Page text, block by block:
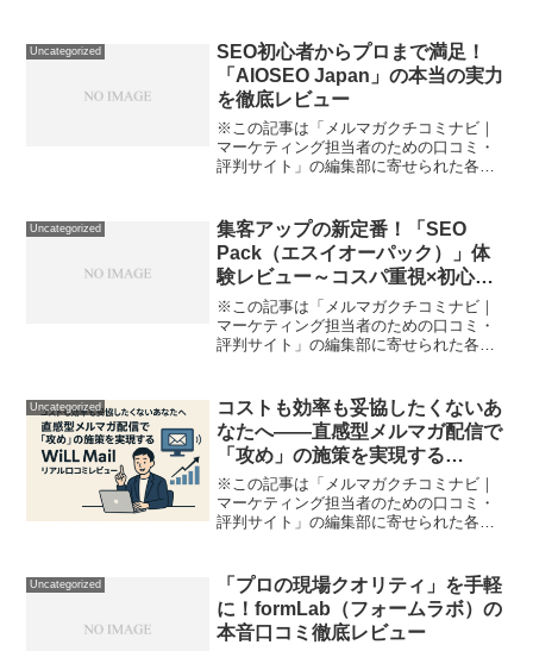
に一気に宣伝したい」「広告の成果が見
えず、やみくもに出稿しが...
Uncategorized
SEO初心者からプロまで満足！
「AIOSEO Japan」の本当の実力
を徹底レビュー
※この記事は「メルマガクチコミナビ｜
マーケティング担当者のための口コミ・
評判サイト」の編集部に寄せられた各商
るでお手上げ」「プラグインは色々ある
けど、結局どれ...
Uncategorized
集客アップの新定番！「SEO
Pack（エスイオーパック）」体
験レビュー～コスパ重視×初心者
OKのSEOサービスのリアルを語
る～
※この記事は「メルマガクチコミナビ｜
マーケティング担当者のための口コミ・
評判サイト」の編集部に寄せられた各商
「SEO専門知識がなくて対策の優先順位
に迷う」「SEO業者は高...
Uncategorized
コストも効率も妥協したくないあ
なたへ——直感型メルマガ配信で
「攻め」の施策を実現する
『WiLL Mail』リアル口コミレビ
ュー
※この記事は「メルマガクチコミナビ｜
マーケティング担当者のための口コミ・
評判サイト」の編集部に寄せられた各商
よく分からないし、操作も覚えるのが面
倒……。しかもマーケ...
Uncategorized
「プロの現場クオリティ」を手軽
に！formLab（フォームラボ）の
本音口コミ徹底レビュー